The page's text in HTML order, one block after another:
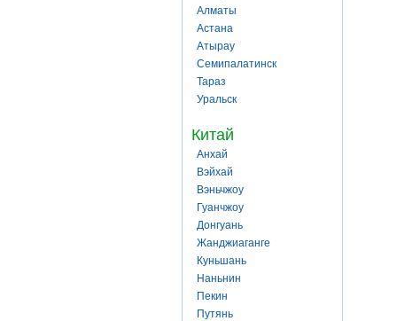
Алматы
Астана
Атырау
Семипалатинск
Тараз
Уральск
Китай
Анхай
Вэйхай
Вэньчжоу
Гуанчжоу
Донгуань
Жанджиаганге
Куньшань
Наньнин
Пекин
Путянь